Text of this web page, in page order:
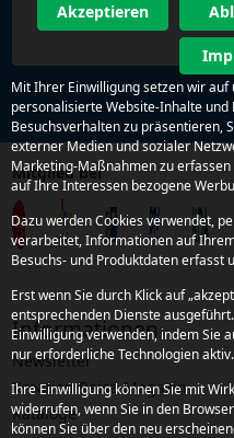
Mitglied bei
Informationen
Newsletter
Kroatien Reise-Magazin
Kataloge
Akzeptieren
Mit Ihrer Einwilligung setzen wir
personalisierte Website-Inhalte
Besuchsverhalten zu präsentieren,
externer Medien und sozialer
Marketing-Maßnahmen zu
auf Ihre Interessen bezogene
Dazu werden Cookies verwendet,
verarbeitet, Informationen auf
Besuchs- und Produktdaten erfasst
Erst wenn Sie durch Klick auf
entsprechenden Dienste
Einwilligung verwenden, indem Sie
nur erforderliche Technologien aktiv.
Ihre Einwilligung können Sie mit
widerrufen, wenn Sie in den
können Sie über den neu